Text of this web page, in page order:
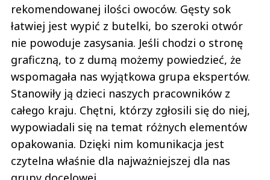
rekomendowanej ilości owoców. Gęsty sok
łatwiej jest wypić z butelki, bo szeroki otwór
nie powoduje zasysania. Jeśli chodzi o stronę
graficzną, to z dumą możemy powiedzieć, że
wspomagała nas wyjątkowa grupa ekspertów.
Stanowiły ją dzieci naszych pracowników z
całego kraju. Chętni, którzy zgłosili się do niej,
wypowiadali się na temat różnych elementów
opakowania. Dzięki nim komunikacja jest
czytelna właśnie dla najważniejszej dla nas